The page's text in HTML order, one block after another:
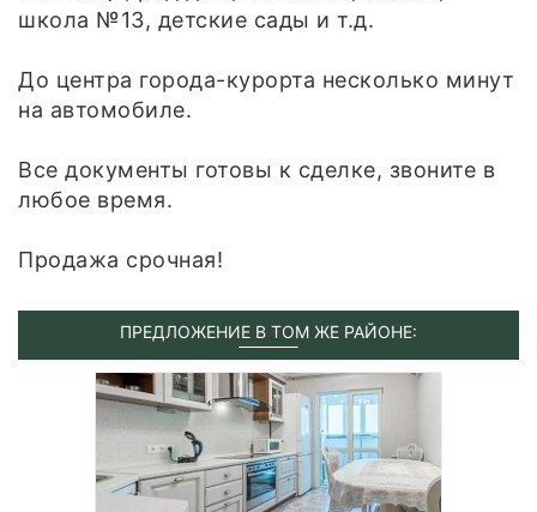
школа №13, детские сады и т.д.
До центра города-курорта несколько минут
на автомобиле.
Все документы готовы к сделке, звоните в
любое время.
Продажа срочная!
ПРЕДЛОЖЕНИЕ В ТОМ ЖЕ РАЙОНЕ: